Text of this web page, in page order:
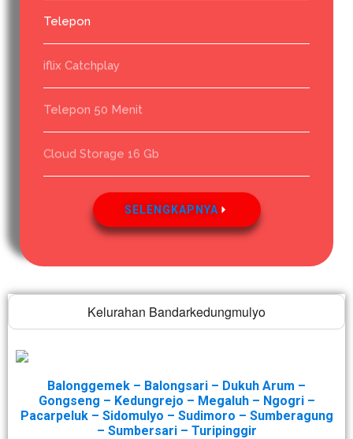
Telepon
iflix Catchplay
Telepon 50 Menit
Cloud Storage 16 Gb
SELENGKAPNYA
Kelurahan Bandarkedungmulyo
Balonggemek – Balongsari – Dukuh Arum –
Gongseng – Kedungrejo – Megaluh – Ngogri –
Pacarpeluk – Sidomulyo – Sudimoro – Sumberagung
– Sumbersari – Turipinggir